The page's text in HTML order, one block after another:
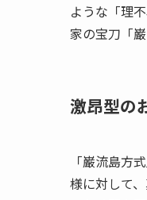
ような「理
家の宝刀「
激昂型の
「巌流島方
様に対して